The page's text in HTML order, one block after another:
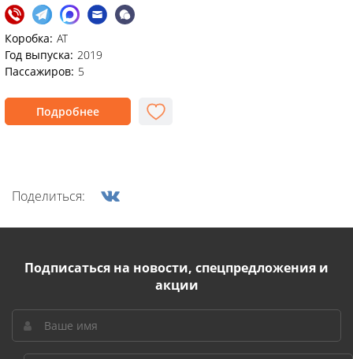
Коробка: АТ
Год выпуска: 2019
Пассажиров: 5
Подробнее
Поделиться:
Подписаться на новости, спецпредложения и
акции